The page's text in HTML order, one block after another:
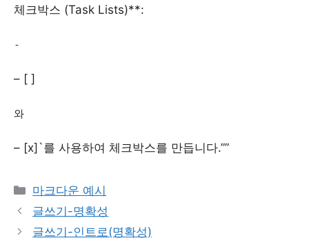
체크박스 (Task Lists)**:
-
– [ ]
와
– [x]`를 사용하여 체크박스를 만듭니다.””
Categories
마크다운 예시
글쓰기-명확성
글쓰기-인트로(명확성)